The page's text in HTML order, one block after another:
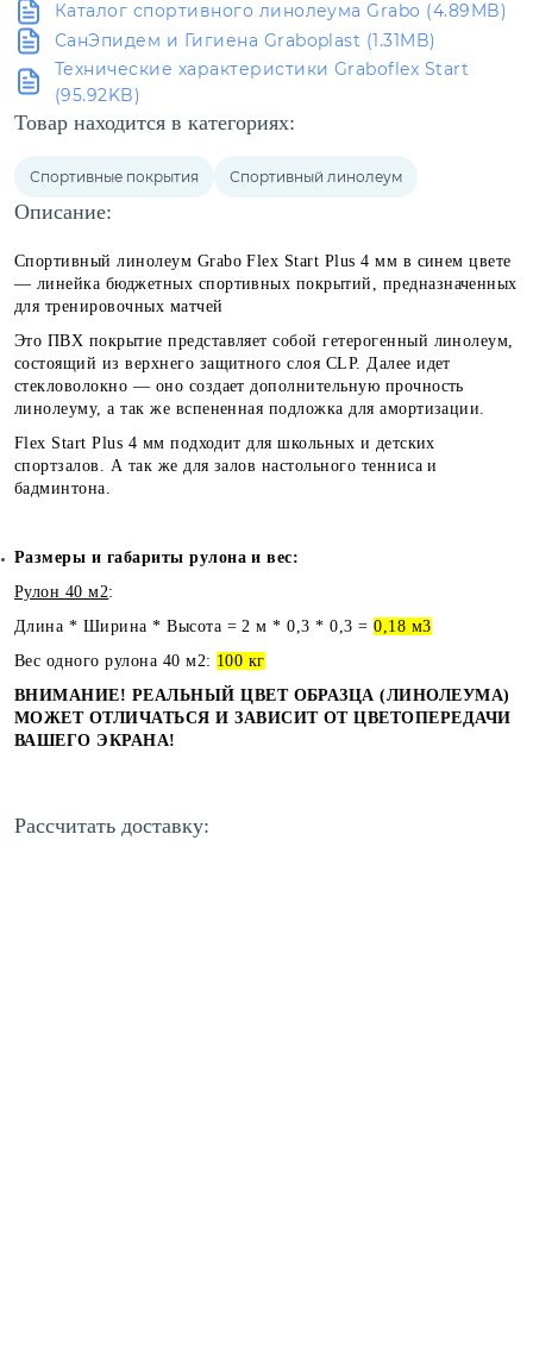
Каталог спортивного линолеума Grabo (4.89MB)
СанЭпидем и Гигиена Graboplast (1.31MB)
Технические характеристики Graboflex Start
(95.92KB)
Товар находится в категориях:
Спортивные покрытия Спортивный линолеум
Описание:
Спортивный линолеум Grabo Flex Start Plus 4 мм в синем цвете
— линейка бюджетных спортивных покрытий, предназначенных
для тренировочных матчей
Это ПВХ покрытие представляет собой гетерогенный линолеум,
состоящий из верхнего защитного слоя CLP. Далее идет
стекловолокно — оно создает дополнительную прочность
линолеуму, а так же вспененная подложка для амортизации.
Flex Start Plus 4 мм подходит для школьных и детских
спортзалов. А так же для залов настольного тенниса и
бадминтона.
Размеры и габариты рулона и вес:
Рулон 40 м2:
Длина * Ширина * Высота = 2 м * 0,3 * 0,3 =0,18 м3
Вес одного рулона 40 м2: 100 кг
ВНИМАНИЕ! РЕАЛЬНЫЙ ЦВЕТ ОБРАЗЦА (ЛИНОЛЕУМА)
МОЖЕТ ОТЛИЧАТЬСЯ И ЗАВИСИТ ОТ ЦВЕТОПЕРЕДАЧИ
ВАШЕГО ЭКРАНА!
Рассчитать доставку: